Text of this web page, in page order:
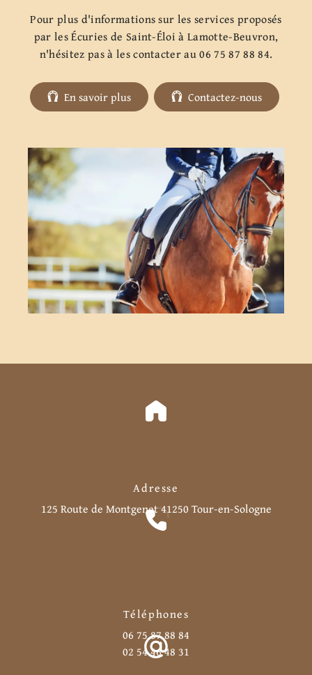
Pour plus d'informations sur les services proposés
par les Écuries de Saint-Éloi à Lamotte-Beuvron,
n'hésitez pas à les contacter au 06 75 87 88 84.
En savoir plus Contactez-nous
Adresse
125 Route de Montgenet41250 Tour-en-Sologne
Téléphones
06 75 87 88 84
02 54 46 48 31